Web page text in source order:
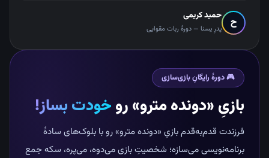
ح
حمید کریمی
پدرِ یسنا — دورهٔ ربات مقوایی
🎮 دورهٔ رایگانِ بازی‌سازی
بازیِ «دونده مترو» روخودت بساز!
فرزندت قدم‌به‌قدم بازیِ «دونده مترو» رو با بلوک‌های سادهٔ
برنامه‌نویسی می‌سازه؛ شخصیتِ بازی می‌دوه، می‌پره، سکه جمع